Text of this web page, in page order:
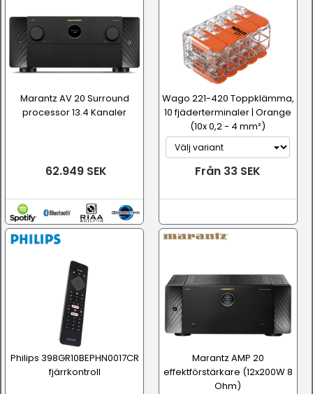
Marantz AV 20 Surround
processor 13.4 Kanaler
62.949 SEK
Wago 221-420 Toppklämma,
10 fjäderterminaler | Orange
(10x 0,2 - 4 mm²)
Från 33 SEK
Philips 398GR10BEPHN0017CR
fjärrkontroll
Marantz AMP 20
effektförstärkare (12x200W 8
Ohm)